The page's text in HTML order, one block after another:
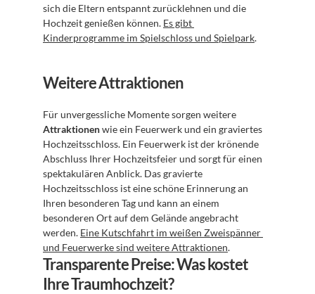
sich die Eltern entspannt zurücklehnen und die
Hochzeit genießen können. Es gibt
Kinderprogramme im Spielschloss und Spielpark.
Weitere Attraktionen
Attraktionen wie ein Feuerwerk und ein graviertes
Hochzeitsschloss. Ein Feuerwerk ist der krönende
Abschluss Ihrer Hochzeitsfeier und sorgt für einen
spektakulären Anblick. Das gravierte
Hochzeitsschloss ist eine schöne Erinnerung an
Ihren besonderen Tag und kann an einem
besonderen Ort auf dem Gelände angebracht
werden. Eine Kutschfahrt im weißen Zweispänner
und Feuerwerke sind weitere Attraktionen.
Transparente Preise: Was kostet
Ihre Traumhochzeit?